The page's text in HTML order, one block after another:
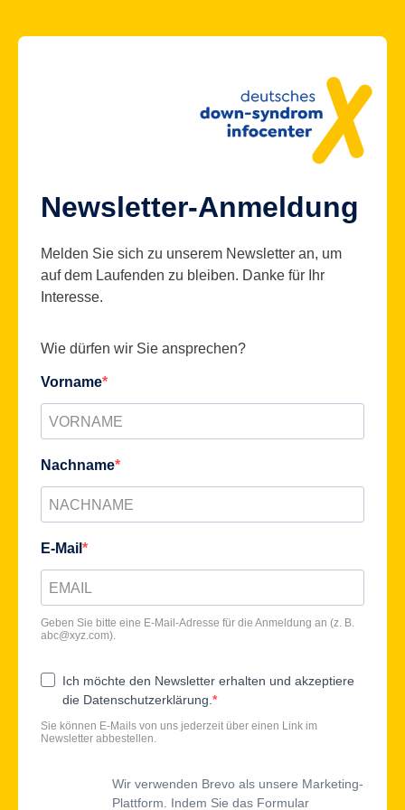
Newsletter-Anmeldung
Melden Sie sich zu unserem Newsletter an, um
auf dem Laufenden zu bleiben. Danke für Ihr
Interesse.
Wie dürfen wir Sie ansprechen?
Vorname
Nachname
E-Mail
Geben Sie bitte eine E-Mail-Adresse für die Anmeldung an (z. B.
abc@xyz.com).
Ich möchte den Newsletter erhalten und akzeptiere
die Datenschutzerklärung.
Sie können E-Mails von uns jederzeit über einen Link im
Newsletter abbestellen.
Wir verwenden Brevo als unsere Marketing-
Plattform. Indem Sie das Formular